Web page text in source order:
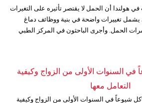
أن الحمل لا يقتصر تأثيره على التغيرات
يشمل تغييرات واضحة في بنية ووظائف دماغ
الحمل. وأجرى الباحثون في المركز الطبي
في السنوات الأولى من الزواج وكيفية
التعامل معها